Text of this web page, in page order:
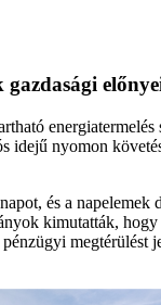
nyomon
és a
kimutatták,